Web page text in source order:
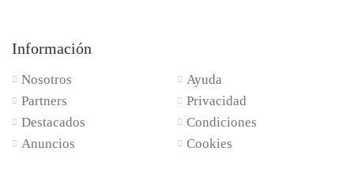
Información
Nosotros
Partners
Destacados
Anuncios
Ayuda
Privacidad
Condiciones
Cookies